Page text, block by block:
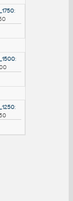
:
4750 v1-1
21 1750
21 1500